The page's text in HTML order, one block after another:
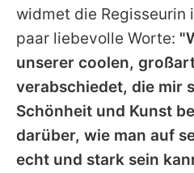
Utiq
widmet die Regisseurin
paar liebevolle Worte:
unserer coolen,
verabschiedet, die mir
Schönheit und Kunst
darüber, wie man auf
echt und stark sein